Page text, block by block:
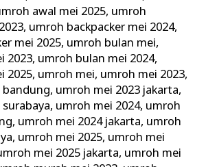
awal mei 2025, umroh
, umroh backpacker mei 2024,
mei 2025, umroh bulan mei,
2023, umroh bulan mei 2024,
2025, umroh mei, umroh mei 2023,
bandung, umroh mei 2023 jakarta,
, umroh mei 2024, umroh
, umroh mei 2024 jakarta, umroh
, umroh mei 2025, umroh mei
mei 2025 jakarta, umroh mei